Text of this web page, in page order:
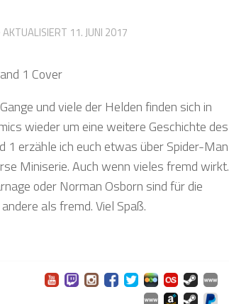
· AKTUALISIERT 11. JUNI 2017
und viele der Helden finden sich in
wieder um eine weitere Geschichte des
1 erzähle ich euch etwas über Spider-Man
Miniserie. Auch wenn vieles fremd wirkt.
oder Norman Osborn sind für die
als fremd. Viel Spaß.